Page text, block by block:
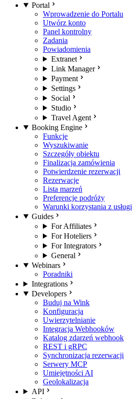
Portal
Wprowadzenie do Portalu
Utwórz konto
Panel kontrolny
Zadania
Powiadomienia
Extranet
Link Manager
Payment
Settings
Social
Studio
Travel Agent
Booking Engine
Funkcje
Wyszukiwanie
Szczegóły obiektu
Finalizacja zamówienia
Potwierdzenie rezerwacji
Rezerwacje
Lista marzeń
Preferencje podróży
Warunki korzystania z usługi
Guides
For Affiliates
For Hoteliers
For Integrators
General
Webinars
Poradniki
Integrations
Developers
Buduj na Wink
Konfiguracja
Uwierzytelnianie
Integracja Webhooków
Katalog zdarzeń webhook
REST i gRPC
Synchronizacja rezerwacji
Serwery MCP
Umiejętności AI
Geolokalizacja
API